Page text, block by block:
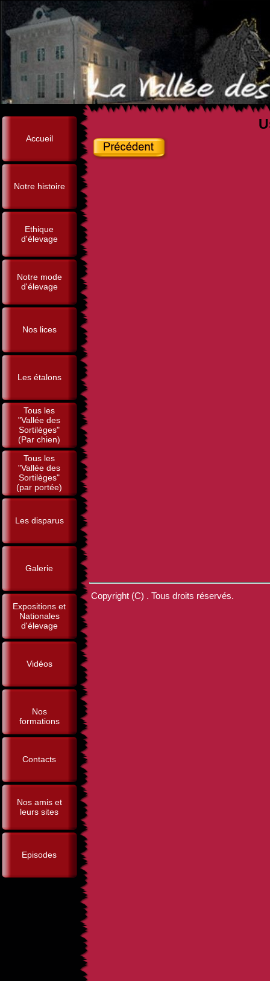
Accueil
Notre histoire
Ethique
d'élevage
Notre mode
d'élevage
Nos lices
Les étalons
Tous les
"Vallée des
Sortilèges"
(Par chien)
Tous les
"Vallée des
Sortilèges"
(par portée)
Les disparus
Galerie
Expositions et
Nationales
d'élevage
Vidéos
Nos
formations
Contacts
Nos amis et
leurs sites
Episodes
Copyright (C) . Tous droits réservés.